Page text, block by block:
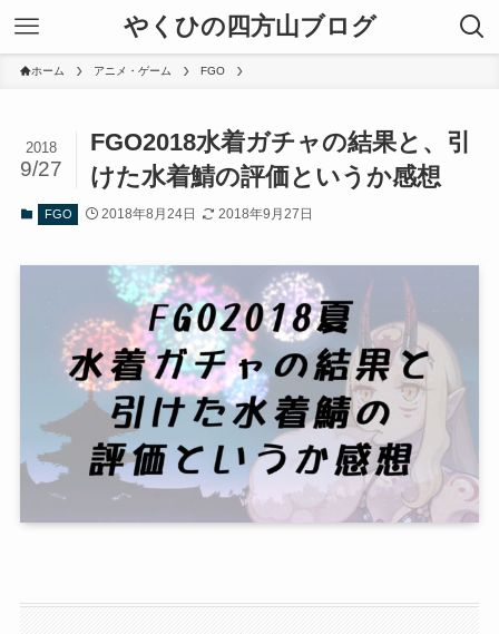
やくひの四方山ブログ
ホーム アニメ・ゲーム FGO
FGO2018水着ガチャの結果と、引
けた水着鯖の評価というか感想
2018
9/27
FGO 2018年8月24日 2018年9月27日